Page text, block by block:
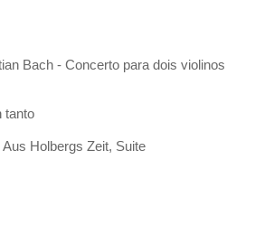
Bach - Concerto para dois violinos
tanto
Holbergs Zeit, Suite